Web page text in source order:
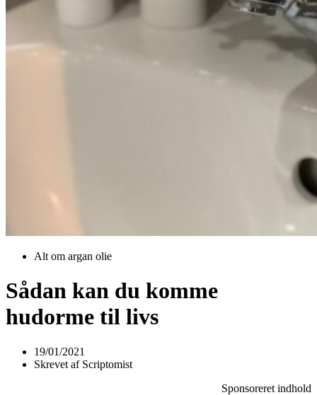
Alt om argan olie
Sådan kan du komme
hudorme til livs
19/01/2021
Skrevet afScriptomist
Sponsoreret indhold